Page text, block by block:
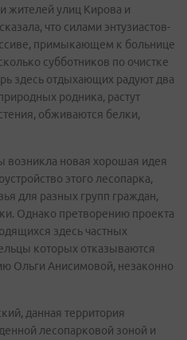
жителей улиц Кирова и
что силами энтузиастов-
примыкающем к больнице
субботников по очистке
здесь отдыхающих радуют два
родника, растут
обживаются белки,
возникла новая хорошая идея
этого лесопарка,
для разных групп граждан,
Однако претворению проекта
здесь частных
которых отказываются
Ольги Анисимовой, незаконно
данная территория
лесопарковой зоной и